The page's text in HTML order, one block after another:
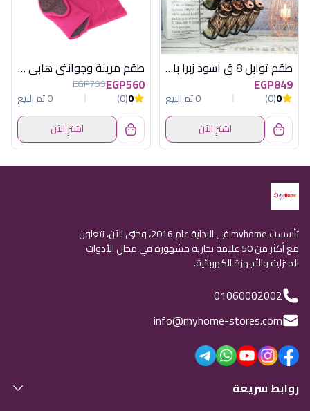
طقم توابل 8 ق اسود زبرا باستاند هابى هوم
EGP849
0
(0)
0 تم البيع
اشترِ الآن
طقم مريلة وجوانتى هابى هوم
EGP560
EGP799
0
(0)
0 تم البيع
اشترِ الآن
تأسست myhome في البداية عام 2016، وحتى الآن، نتعاون
مع أكثر من 50 علامة تجارية مشهورة في مجال الأدوات
المنزلية والأجهزة الكهربائية.
01060002002
info@myhome-stores.com
روابط سريعة